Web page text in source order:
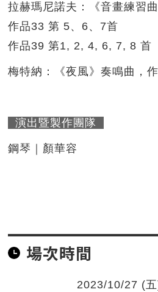
拉赫瑪尼諾夫：《音畫練習曲
作品33 第 5、6、7首
作品39 第1, 2, 4, 6, 7, 8 首
梅特納：《夜風》奏鳴曲，
演出暨製作團隊
鋼琴｜顏華容
場次時間
2023/10/27 (